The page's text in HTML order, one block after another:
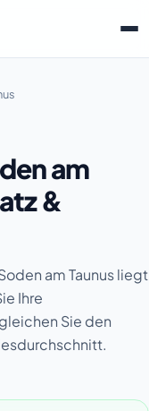
am
&
am Taunus liegt
Ihre
Sie den